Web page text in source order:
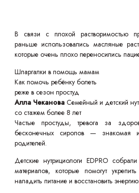
В связи с плохой растворимостью
раньше использовались масляные
которые очень плохо переносились
Шпаргалки в помощь мамам
Как помочь ребёнку болеть
реже в сезон простуд
Алла Чеканова Семейный и детский
со стажем более 8 лет
Частые простуды, тревога за
бесконечных сиропов — знакомая
родителей.
Детские нутрициологи EDPRO
материалов, которые помогут
наладить питание и восстановить энергию.